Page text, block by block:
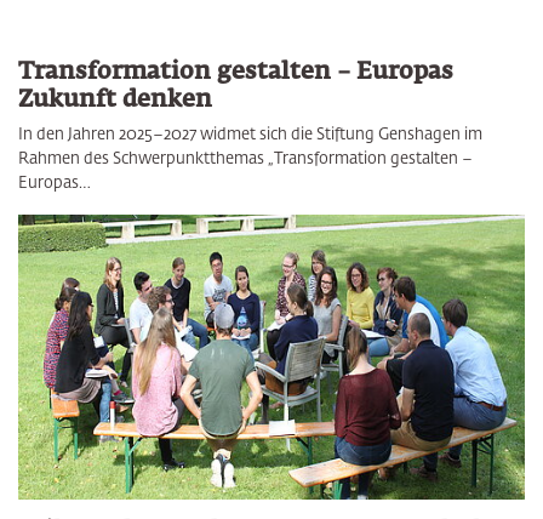
Transformation gestalten – Europas
Zukunft denken
In den Jahren 2025–2027 widmet sich die Stiftung Genshagen im
Rahmen des Schwerpunktthemas „Transformation gestalten –
Europas…